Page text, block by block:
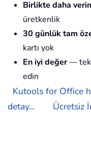
Birlikte daha
üretkenlik
30 günlük tam
kartı yok
En iyi değer— tek
edin
Kutools for Office
detay...
Ücretsiz